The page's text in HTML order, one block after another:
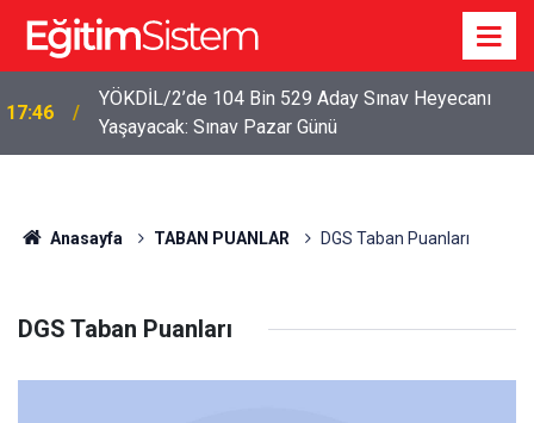
17:46
YÖKDİL/2’de 104 Bin 529 Aday Sınav Heyecanı
Yaşayacak: Sınav Pazar Günü
Anasayfa TABAN PUANLAR DGS Taban Puanları
DGS Taban Puanları